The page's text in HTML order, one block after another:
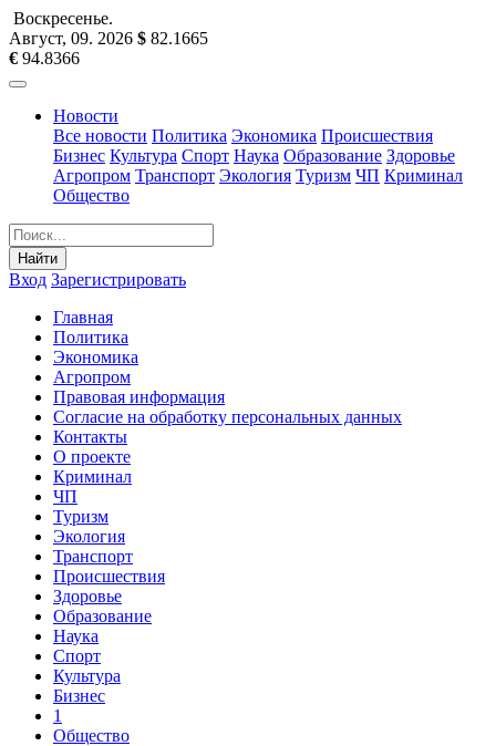
Воскресенье.
Август, 09. 2026 $ 82.1665
€ 94.8366
Новости
Все новости Политика Экономика Происшествия
Бизнес Культура Спорт Наука Образование Здоровье
Агропром Транспорт Экология Туризм ЧП Криминал
Общество
Найти
Вход Зарегистрировать
Главная
Политика
Экономика
Агропром
Правовая информация
Согласие на обработку персональных данных
Контакты
О проекте
Криминал
ЧП
Туризм
Экология
Транспорт
Происшествия
Здоровье
Образование
Наука
Спорт
Культура
Бизнес
1
Общество